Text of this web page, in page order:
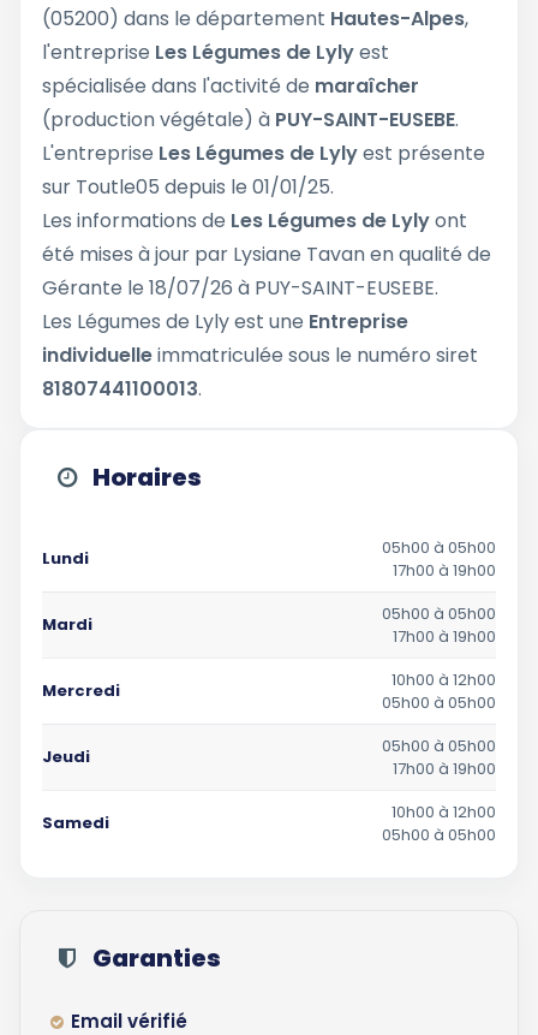
(05200) dans le département Hautes-Alpes,
l'entreprise Les Légumes de Lylyest
spécialisée dans l'activité de maraîcher
(production végétale) à PUY-SAINT-EUSEBE.
L'entreprise Les Légumes de Lylyest présente
sur Toutle05 depuis le 01/01/25.
Les informations de Les Légumes de Lylyont
été mises à jour par Lysiane Tavan en qualité de
Gérante le 18/07/26 à PUY-SAINT-EUSEBE.
Les Légumes de Lyly est une Entreprise
individuelleimmatriculée sous le numéro siret
81807441100013.
Horaires
Lundi
05h00 à 05h00
17h00 à 19h00
Mardi
05h00 à 05h00
17h00 à 19h00
Mercredi
10h00 à 12h00
05h00 à 05h00
Jeudi
05h00 à 05h00
17h00 à 19h00
Samedi
10h00 à 12h00
05h00 à 05h00
Garanties
Email vérifié